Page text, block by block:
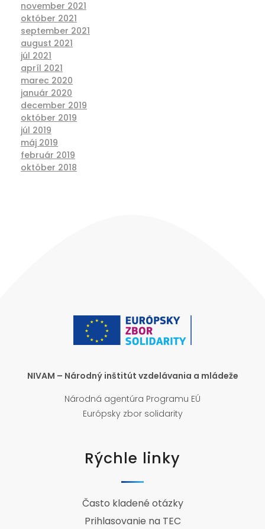
november 2021
október 2021
september 2021
august 2021
júl 2021
apríl 2021
marec 2020
január 2020
december 2019
október 2019
júl 2019
máj 2019
február 2019
október 2018
NIVAM – Národný inštitút vzdelávania a mládeže
Národná agentúra Programu EÚ
Európsky zbor solidarity
Rýchle linky
Často kladené otázky
Prihlasovanie na TEC